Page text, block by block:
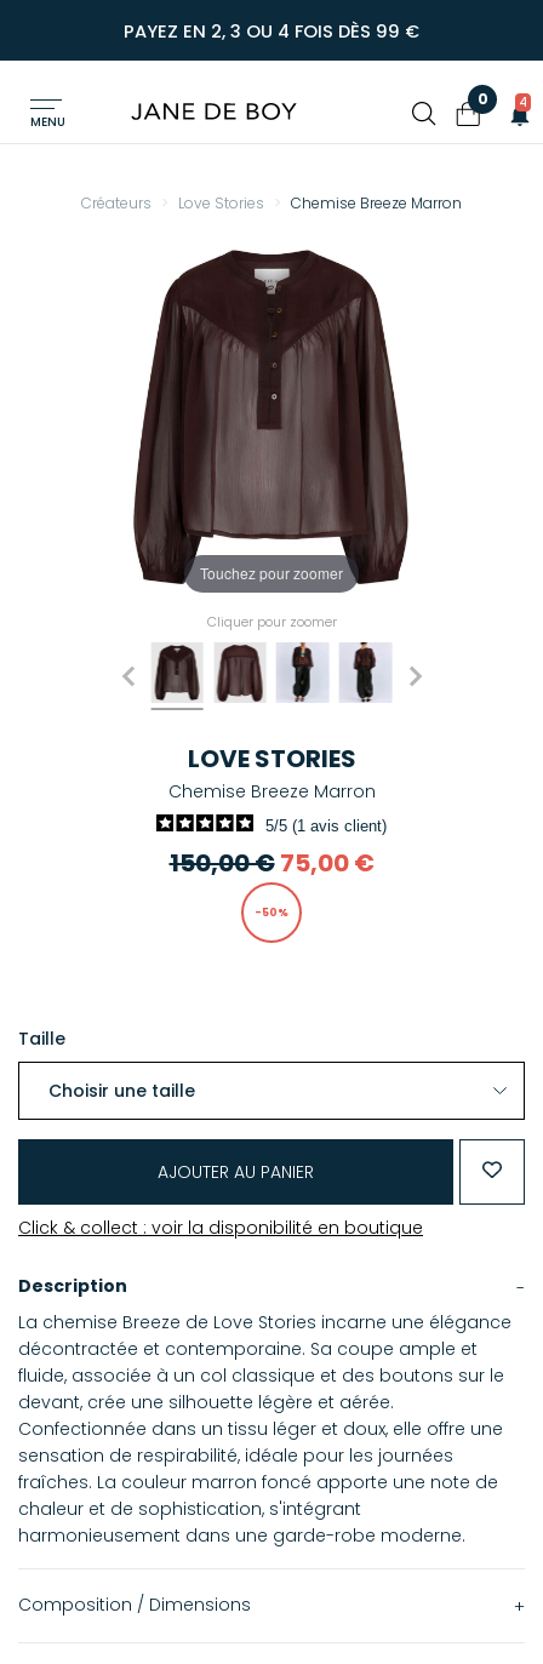
PAYEZ EN 2, 3 OU 4 FOIS DÈS 99 €
MENU
0 4
Créateurs Love Stories Chemise Breeze Marron
Touchez pour zoomer
Cliquer pour zoomer
LOVE STORIES
Chemise Breeze Marron
5/5 (1 avis client)
150,00 €75,00 €
-50%
Taille
AJOUTER AU PANIER
Click & collect : voir la disponibilité en boutique
Description
La chemise Breeze de Love Stories incarne une élégance
décontractée et contemporaine. Sa coupe ample et
fluide, associée à un col classique et des boutons sur le
devant, crée une silhouette légère et aérée.
Confectionnée dans un tissu léger et doux, elle offre une
sensation de respirabilité, idéale pour les journées
fraîches. La couleur marron foncé apporte une note de
chaleur et de sophistication, s'intégrant
harmonieusement dans une garde-robe moderne.
Composition / Dimensions